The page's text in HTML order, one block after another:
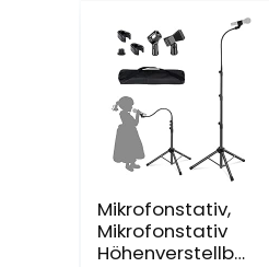
Mikrofonstativ,
Mikrofonstativ
Höhenverstellba